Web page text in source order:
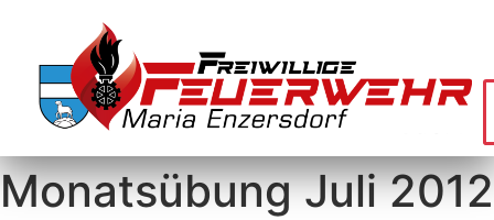
Monatsübung Juli 2012